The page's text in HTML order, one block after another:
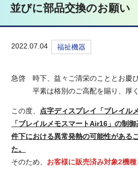
並びに部品交換のお願い
2022.07.04 福祉機器
急啓 時下、益々ご清栄のこととお慶び
平素は格別のご高配を賜り、厚く
この度、 点字ディスプレイ「ブレイル
「ブレイルメモスマートAir16」の制
件下における異常発熱の可能性がある
た。
そのため、 お客様に販売済み対象2機